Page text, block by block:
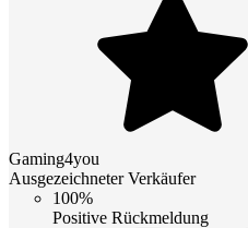
Gaming4you
Ausgezeichneter Verkäufer
100%
Positive Rückmeldung